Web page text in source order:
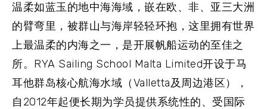
温柔如蓝玉的地中海海域，嵌在欧、非、亚三大洲
的臂弯里，被群山与海岸轻轻环抱，这里拥有世界
上最温柔的内海之一，是开展帆船运动的至佳之
所。RYA Sailing School Malta Limited开设于马
耳他群岛核心航海水域（Valletta及周边港区），
自2012年起便长期为学员提供系统性的、受国际